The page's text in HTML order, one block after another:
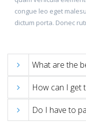
congue leo eget
dictum porta. Donec
What are the
How can I get
Do I have to